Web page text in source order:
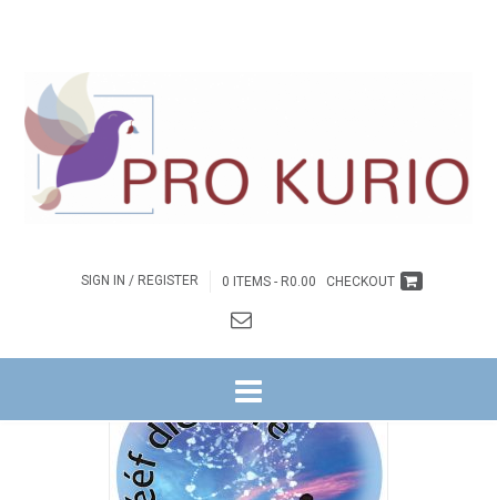
SIGN IN / REGISTER 0 ITEMS - R0.00 CHECKOUT
NG WITRIVIER HEILIGE GEES REEKS